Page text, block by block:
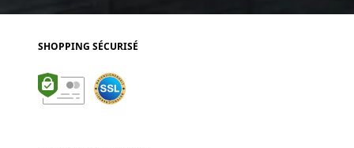
SHOPPING SÉCURISÉ